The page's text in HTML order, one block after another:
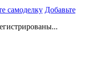
самоделку Добавьте